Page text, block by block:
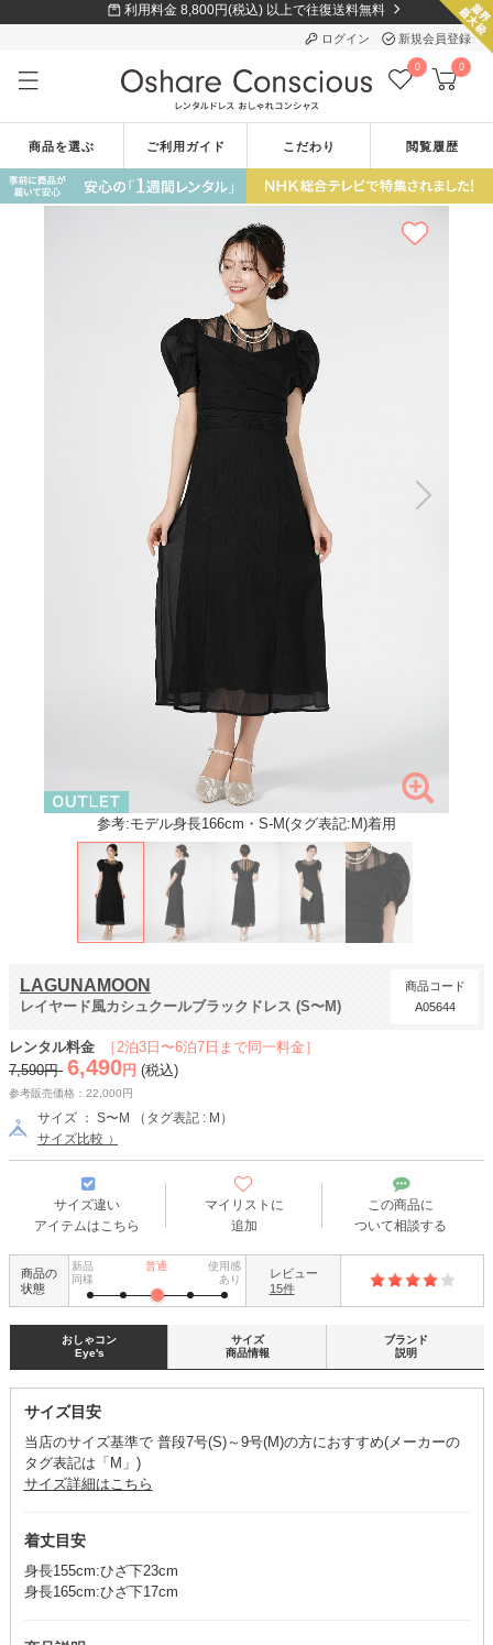
利用料金 8,800円(税込) 以上で往復送料無料
ログイン 新規会員登録
0 0
商品を選ぶ ご利用ガイド こだわり 閲覧履歴
参考:モデル身長166cm・S-M(タグ表記:M)着用
LAGUNAMOON
レイヤード風カシュクールブラックドレス (S〜M)
商品コード
A05644
［2泊3日〜6泊7日まで同一料金］
レンタル料金
7,590円 6,490 円 (税込)
参考販売価格：22,000円
サイズ ： S〜M （タグ表記 : M）
サイズ比較
サイズ違い
アイテムはこちら
マイリストに
追加
この商品に
ついて相談する
商品の
状態
新品
同様
普通
使用感
あり
レビュー
15件
おしゃコン
Eye's
サイズ目安
当店のサイズ基準で 普段7号(S)～9号(M)の方におすすめ(メーカーの
タグ表記は「M」)
サイズ詳細はこちら
着丈目安
身長155cm:ひざ下23cm
身長165cm:ひざ下17cm
サイズ
商品情報
ブランド
説明